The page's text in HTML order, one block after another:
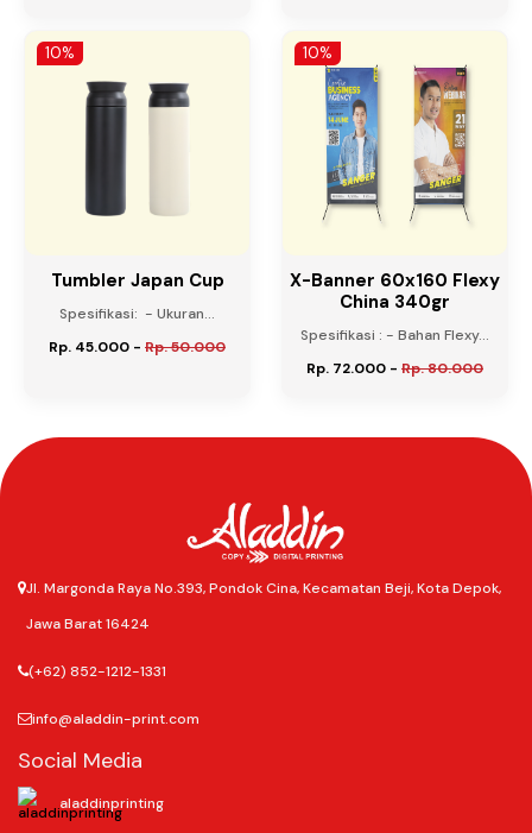
10%
Tumbler Japan Cup
Spesifikasi: - Ukuran...
Rp. 45.000 - Rp. 50.000
10%
X-Banner 60x160 Flexy
China 340gr
Spesifikasi : - Bahan Flexy...
Rp. 72.000 - Rp. 80.000
Jl. Margonda Raya No.393, Pondok Cina, Kecamatan Beji, Kota Depok,
Jawa Barat 16424
(+62) 852-1212-1331
info@aladdin-print.com
Social Media
aladdinprinting